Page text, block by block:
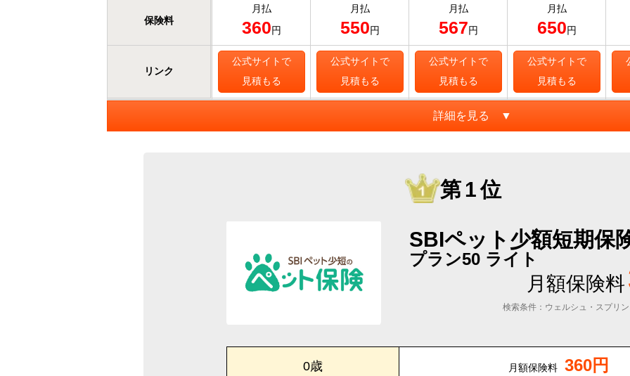
保険料
月払
360円
月払
550円
月払
567円
月払
650円
リンク
公式サイトで
見積もる
公式サイトで
見積もる
公式サイトで
見積もる
公式サイトで
見積もる
詳細を見る ▼
第1位
SBIペット少額短期保
プラン50 ライト
月額保険料
検索条件：ウェルシュ・スプリ
0歳 月額保険料 360円